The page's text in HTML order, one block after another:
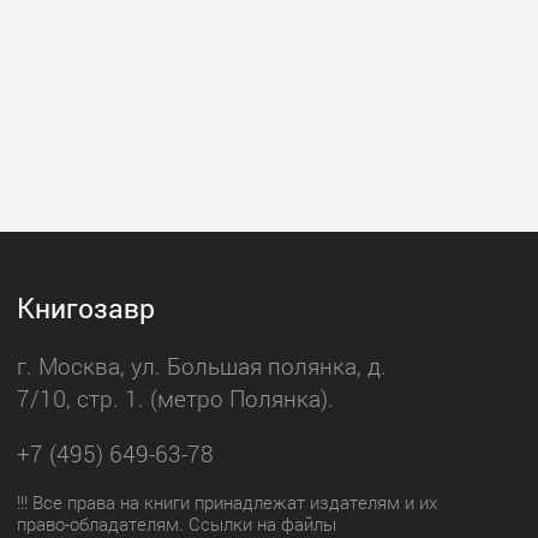
Книгозавр
г. Москва, ул. Большая полянка, д.
7/10, стр. 1. (метро Полянка).
+7 (495) 649-63-78
!!! Все права на книги принадлежат издателям и их
право-обладателям. Ссылки на файлы